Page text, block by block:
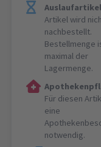
Auslaufartikel
Artikel wird
nachbestellt.
Bestellmenge
maximal der
Lagermenge.
Für diesen
eine
notwendig.